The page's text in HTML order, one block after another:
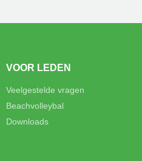
VOOR LEDEN
Veelgestelde vragen
Beachvolleybal
Downloads